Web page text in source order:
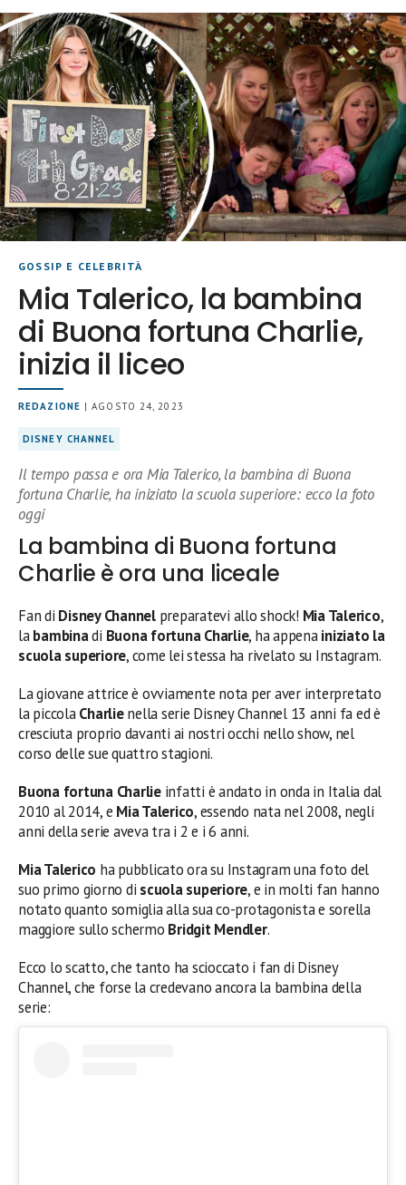
GOSSIP E CELEBRITÀ
Mia Talerico, la bambina
di Buona fortuna Charlie,
inizia il liceo
REDAZIONE | AGOSTO 24, 2023
DISNEY CHANNEL
Il tempo passa e ora Mia Talerico, la bambina di Buona
fortuna Charlie, ha iniziato la scuola superiore: ecco la foto
oggi
La bambina di Buona fortuna
Charlie è ora una liceale
Fan di Disney Channelpreparatevi allo shock! Mia Talerico,
labambinadi Buona fortuna Charlie, ha appenainiziato la
scuola superiore, come lei stessa ha rivelato su Instagram.
La giovane attrice è ovviamente nota per aver interpretato
la piccolaCharlienella serie Disney Channel 13 anni fa ed è
cresciuta proprio davanti ai nostri occhi nello show, nel
corso delle sue quattro stagioni.
Buona fortuna Charlieinfatti è andato in onda in Italia dal
2010 al 2014, e Mia Talerico, essendo nata nel 2008, negli
anni della serie aveva tra i 2 e i 6 anni.
Mia Talerico ha pubblicato ora su Instagram una foto del
suo primo giorno di scuola superiore, e in molti fan hanno
notato quanto somiglia alla sua co-protagonista e sorella
maggiore sullo schermo Bridgit Mendler.
Ecco lo scatto, che tanto ha scioccato i fan di Disney
Channel, che forse la credevano ancora la bambina della
serie: